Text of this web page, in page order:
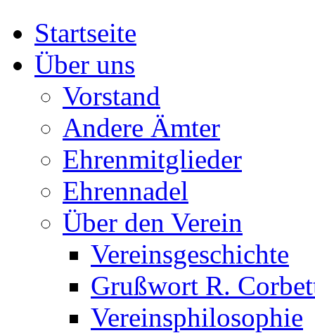
Startseite
Über uns
Vorstand
Andere Ämter
Ehrenmitglieder
Ehrennadel
Über den Verein
Vereinsgeschichte
Grußwort R.
Vereinsphilosophie